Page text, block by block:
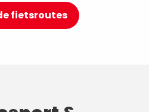
fietsroutes